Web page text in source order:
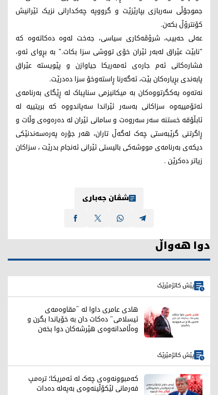
جموجۆڵی سەربازی بپارێزێت و گرووپە چەکدارانی نزیک ئێرانیش
کۆنترۆڵ بکەن.
عەلی حەبیب، شرۆڤەکاری سیاسی، جەخت لەوە دەکاتەوە کە
"نابێت عێراق لەبەر ئێران خۆی تووشی سزا بکات." بە بڕوای ئەو،
فشارەکانی ئەم جارەی ئەمەریکا جیاوازن و پێویستە عێراق
پابەندی بڕیارەکان بێت، ئەگەرنا ڕاستەوخۆ سزا دەدرێت.
نەتەوە یەکگرتووەکان بە میکانیزمی سناپباک لە ڕێگای بەرنامەی
ئەتۆمییەوە سزاکانی بەسەر ئێراندا سەپاندووە کە بریتییە لە
ئابڵۆقە خستنە سەر سەروەت و سامانی ئێران لە دەرەوەی وڵات و
ڕاگرتنی گرێبەستی چەک لەگەڵ تاران، هەر جۆرە پەرەسەندنێکی
دیکەی بەرنامەی مووشەکی بالیستی ئێرانی ئەنجام بدرێت ، سزاکان
زیاتر دەکرێن .
شڤان جەباری
دوا هەواڵ
پێش کاتژمێرێک
هادی عامری داوا لە “مقاوەمەی
ئیسلامی” دەکات دان بە خۆیاندا بگرن و
وەڵامدانەوەی هێرشەکان دوا بخەن
پێش کاتژمێرێک
کەمبوونەوەی چەک لە ئەمریکا؛ ترەمپ
فەرمانی لێکۆڵینەوەی بەپەلە دەدات